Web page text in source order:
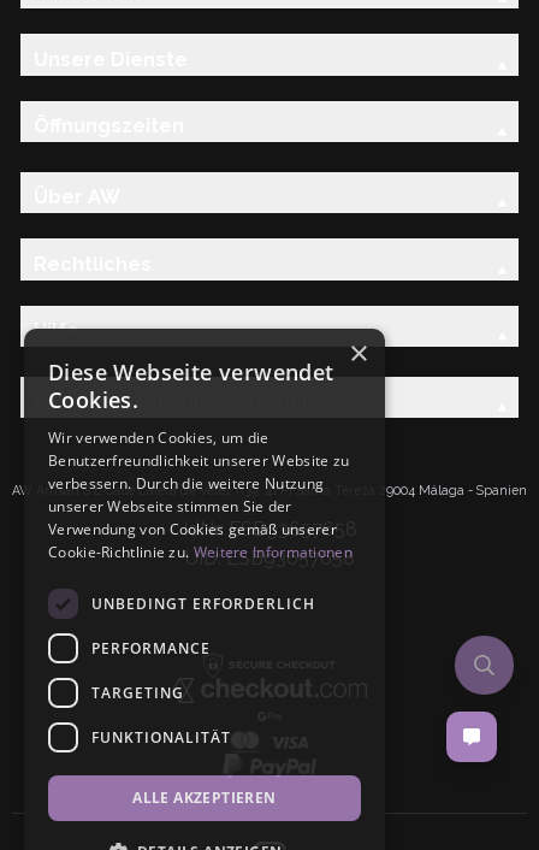
Hilfe
Entdecken Sie die AW-Familie
AW Artisan S.L.Calle Caleta de Velez n39, 41 PI Santa Tereza 29004 Málaga - Spanien
IdNr: ESB93657658
UID: ESB93657658
×
Diese Webseite verwendet
Cookies.
Wir verwenden Cookies, um die
Benutzerfreundlichkeit unserer Website zu
verbessern. Durch die weitere Nutzung
unserer Webseite stimmen Sie der
Verwendung von Cookies gemäß unserer
Cookie-Richtlinie zu. Weitere Informationen
UNBEDINGT ERFORDERLICH
PERFORMANCE
TARGETING
FUNKTIONALITÄT
ALLE AKZEPTIEREN